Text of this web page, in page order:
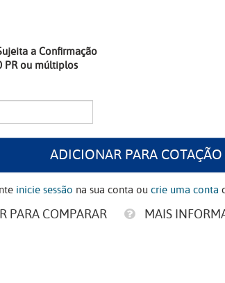
a Confirmação
PR ou múltiplos
ADICIONAR PARA COTAÇÃO
inicie sessão na sua conta oucrie uma conta
PARA COMPARAR MAIS